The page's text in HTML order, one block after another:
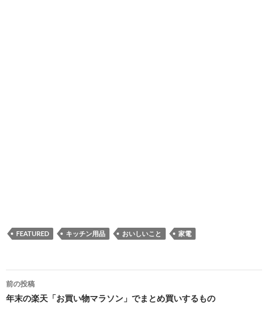
FEATURED キッチン用品 おいしいこと 家電
投
稿
前の投稿
年末の楽天「お買い物マラソン」でまとめ買いするもの